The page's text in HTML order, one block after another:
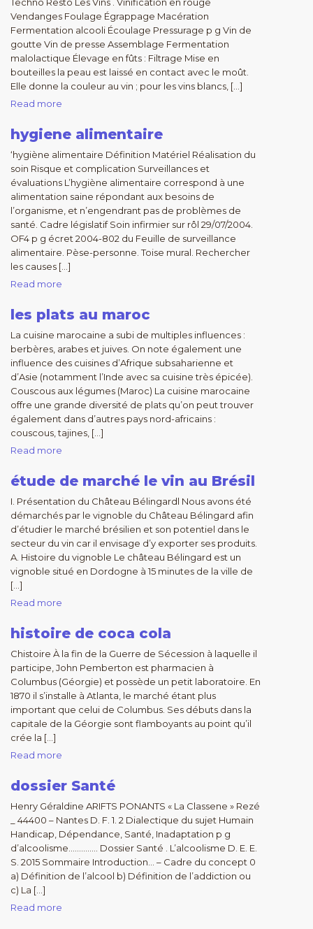
Vendanges Foulage Égrappage Macération
Fermentation alcooli Écoulage Pressurage p g Vin de
goutte Vin de presse Assemblage Fermentation
malolactique Élevage en fûts : Filtrage Mise en
bouteilles la peau est laissé en contact avec le moût.
Elle donne la couleur au vin ; pour les vins blancs, […]
Read more
hygiene alimentaire
‘hygiène alimentaire Définition Matériel Réalisation du
soin Risque et complication Surveillances et
évaluations L’hygiène alimentaire correspond à une
alimentation saine répondant aux besoins de
l’organisme, et n’engendrant pas de problèmes de
santé. Cadre législatif Soin infirmier sur rôl 29/07/2004.
OF4 p g écret 2004-802 du Feuille de surveillance
alimentaire. Pèse-personne. Toise mural. Rechercher
les causes […]
Read more
les plats au maroc
La cuisine marocaine a subi de multiples influences :
berbères, arabes et juives. On note également une
influence des cuisines d’Afrique subsaharienne et
d’Asie (notamment l’Inde avec sa cuisine très épicée).
Couscous aux légumes (Maroc) La cuisine marocaine
offre une grande diversité de plats qu’on peut trouver
également dans d’autres pays nord-africains :
couscous, tajines, […]
Read more
étude de marché le vin au Brésil
I. Présentation du Château Bélingardl Nous avons été
démarchés par le vignoble du Château Bélingard afin
d’étudier le marché brésilien et son potentiel dans le
secteur du vin car il envisage d’y exporter ses produits.
A. Histoire du vignoble Le château Bélingard est un
vignoble situé en Dordogne à 15 minutes de la ville de
[…]
Read more
histoire de coca cola
Chistoire À la fin de la Guerre de Sécession à laquelle il
participe, John Pemberton est pharmacien à
Columbus (Géorgie) et possède un petit laboratoire. En
1870 il s’installe à Atlanta, le marché étant plus
important que celui de Columbus. Ses débuts dans la
capitale de la Géorgie sont flamboyants au point qu’il
crée la […]
Read more
dossier Santé
Henry Géraldine ARIFTS PONANTS « La Classene » Rezé
_ 44400 – Nantes D. F. 1. 2 Dialectique du sujet Humain
Handicap, Dépendance, Santé, Inadaptation p g
d’alcoolisme………….. Dossier Santé . L’alcoolisme D. E. E.
S. 2015 Sommaire Introduction… – Cadre du concept 0
a) Définition de l’alcool b) Définition de l’addiction ou
c) La […]
Read more